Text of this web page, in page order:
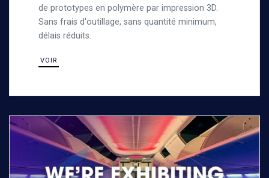
de prototypes en polymère par impression 3D.
Sans frais d'outillage, sans quantité minimum,
délais réduits.
VOIR